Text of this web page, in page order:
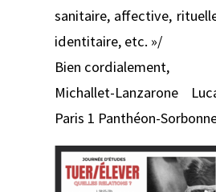
sanitaire, affective,
identitaire, etc. »/
Bien cordialement,
Michallet-Lanzarone
Paris 1 Panthéon-